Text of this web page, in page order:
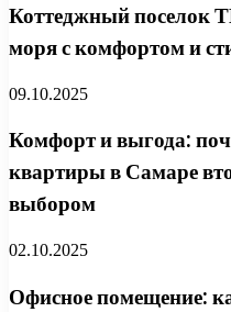
Коттеджный
моря с комфортом и
09.10.2025
Комфорт и выгода:
квартиры в Самаре
выбором
02.10.2025
Офисное помещение: